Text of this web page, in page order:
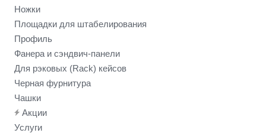
Ножки
Площадки для штабелирования
Профиль
Фанера и сэндвич-панели
Для рэковых (Rack) кейсов
Черная фурнитура
Чашки
Акции
Услуги